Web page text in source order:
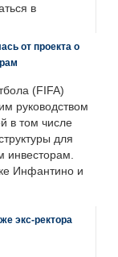
в
от проекта о
(FIFA)
руководством
в том числе
для
инвесторам.
Инфантино и
экс-ректора